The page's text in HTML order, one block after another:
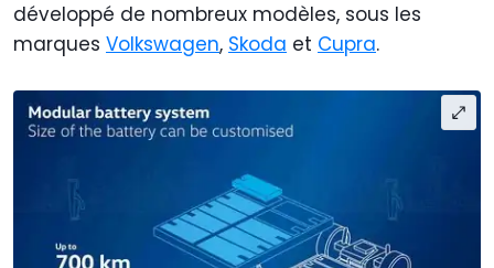
développé de nombreux modèles, sous les
marques Volkswagen, Skoda et Cupra.